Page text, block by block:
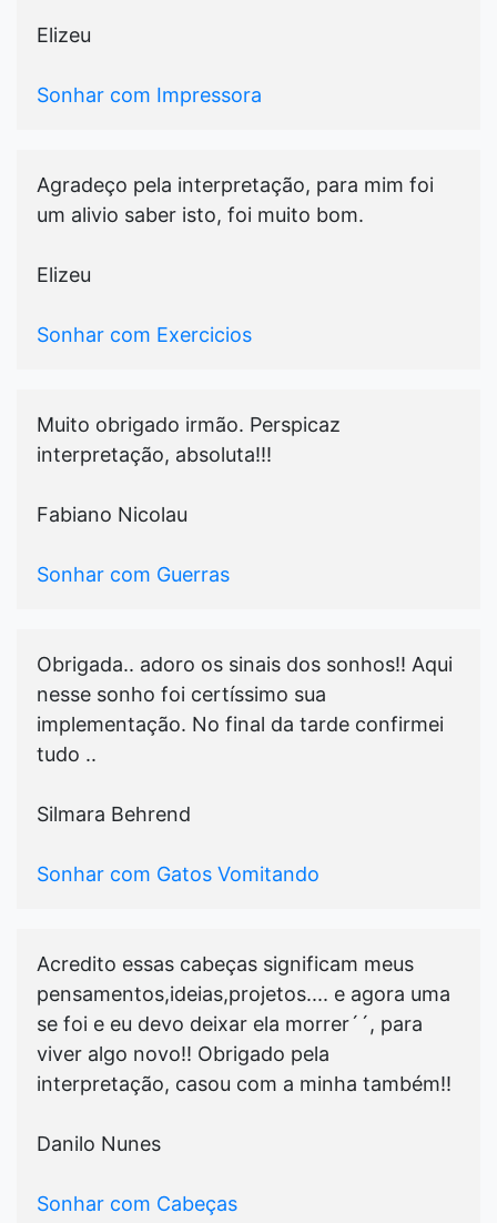
Elizeu
Sonhar com Impressora
Agradeço pela interpretação, para mim foi
um alivio saber isto, foi muito bom.
Elizeu
Sonhar com Exercicios
Muito obrigado irmão. Perspicaz
interpretação, absoluta!!!
Fabiano Nicolau
Sonhar com Guerras
Obrigada.. adoro os sinais dos sonhos!! Aqui
nesse sonho foi certíssimo sua
implementação. No final da tarde confirmei
tudo ..
Silmara Behrend
Sonhar com Gatos Vomitando
Acredito essas cabeças significam meus
pensamentos,ideias,projetos.... e agora uma
se foi e eu devo deixar ela morrer´´, para
viver algo novo!! Obrigado pela
interpretação, casou com a minha também!!
Danilo Nunes
Sonhar com Cabeças